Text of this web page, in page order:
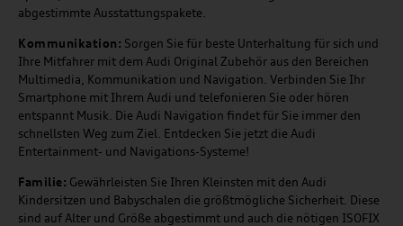
abgestimmte Ausstattungspakete.
Kommunikation: Sorgen Sie für beste Unterhaltung für sich und
Ihre Mitfahrer mit dem Audi Original Zubehör aus den Bereichen
Multimedia, Kommunikation und Navigation. Verbinden Sie Ihr
Smartphone mit Ihrem Audi und telefonieren Sie oder hören
entspannt Musik. Die Audi Navigation findet für Sie immer den
schnellsten Weg zum Ziel. Entdecken Sie jetzt die Audi
Entertainment- und Navigations-Systeme!
Familie: Gewährleisten Sie Ihren Kleinsten mit den Audi
Kindersitzen und Babyschalen die größtmögliche Sicherheit. Diese
sind auf Alter und Größe abgestimmt und auch die nötigen ISOFIX